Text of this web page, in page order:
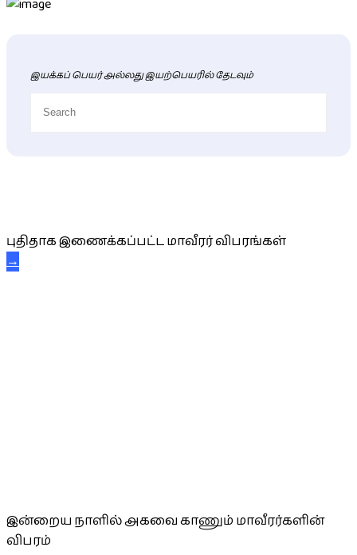
இயக்கப் பெயர் அல்லது இயற்பெயரில் தேடவும்
புதிதாக இணைக்கப்பட்ட மாவீரர் விபரங்கள்
→
இன்றைய நாளில் அகவை காணும் மாவீரர்களின்
விபரம்